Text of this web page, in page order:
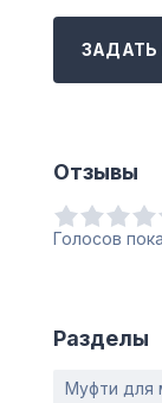
ЗАДАТЬ
Отзывы
Голосов
Разделы
Муфти для